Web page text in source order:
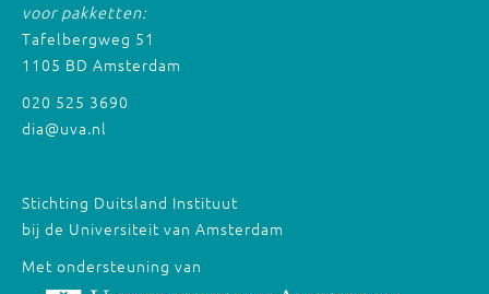
voor pakketten:
Tafelbergweg 51
1105 BD Amsterdam
020 525 3690
dia@uva.nl
Stichting Duitsland Instituut
bij de Universiteit van Amsterdam
Met ondersteuning van